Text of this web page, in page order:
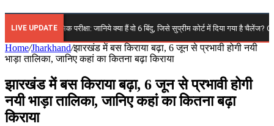
for
LIVE UPDATE
14वीं प्रारंभिक परीक्षा: जानिये क्या हैं वो 6 बिंदु, जिसे सुप्रीम कोर्ट में दिया गया है चैलेंज?
Home/Jharkhand/झारखंड में बस किराया बढ़ा, 6 जून से प्रभावी होगी नयी
भाड़ा तालिका, जानिए कहां का कितना बढ़ा किराया
झारखंड में बस किराया बढ़ा, 6 जून से प्रभावी होगी
नयी भाड़ा तालिका, जानिए कहां का कितना बढ़ा
किराया